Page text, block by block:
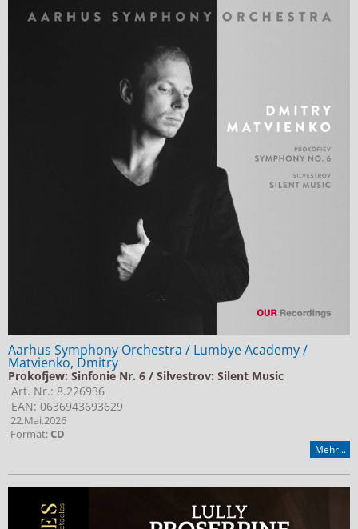
Aarhus Symphony Orchestra / Lumbye Academy /
Matvienko, Dmitry
Prokofjew: Sinfonie Nr. 6 / Silvestrov: Silent Music
Art. Nr.: 8.226936
EAN: 0636943693629
22.Mai.2026
Format:CD
Mehr...